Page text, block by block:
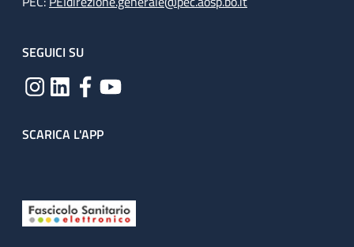
SEGUICI SU
SCARICA L'APP